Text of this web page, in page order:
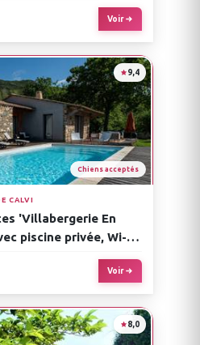
Voir
9,4
Chiens acceptés
CALVI
'Villabergerie En
piscine privée, Wi-Fi
Voir
8,0